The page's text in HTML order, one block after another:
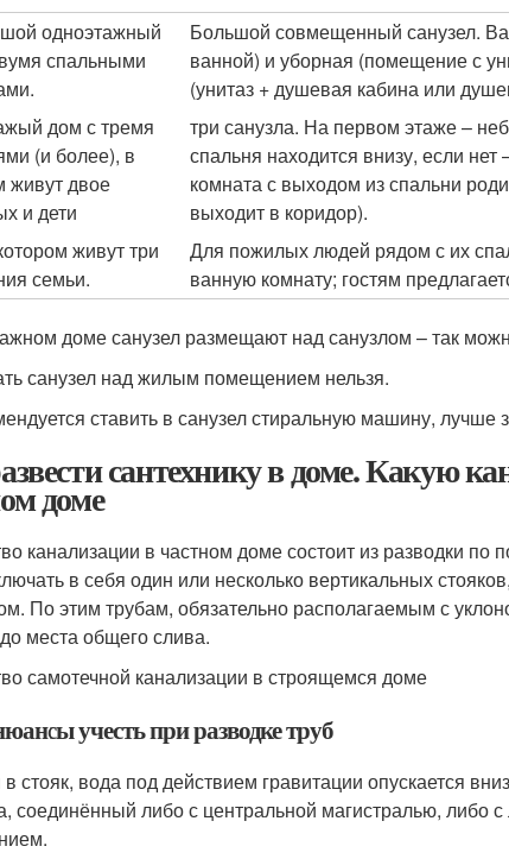
одноэтажный
спальными
Большой совмещенный санузел.
ванной) и уборная (помещение с
(унитаз + душевая кабина или
дом с тремя
(и более), в
живут двое
и дети
три санузла. На первом этаже –
спальня находится внизу, если
комната с выходом из спальни
выходит в коридор).
живут три
семьи.
Для пожилых людей рядом с их
ванную комнату; гостям
доме санузел размещают над санузлом – так
санузел над жилым помещением нельзя.
ставить в санузел стиральную машину,
сантехнику в доме. Какую
доме
канализации в частном доме состоит из разводки
в себя один или несколько вертикальных
По этим трубам, обязательно располагаемым с
места общего слива.
самотечной канализации в строящемся доме
учесть при разводке труб
стояк, вода под действием гравитации опускается
соединённый либо с центральной магистралью, либо